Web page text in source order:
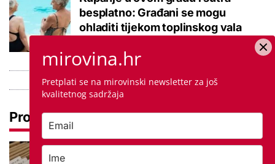
besplatno: Građani se mogu
ohladiti tijekom toplinskog vala
Pročitaj još
Promjena prakse za sve SC-ove,
mirovina.hr
Pretplati se na mirovinski newsletter za još
kvalitetnog sadržaja